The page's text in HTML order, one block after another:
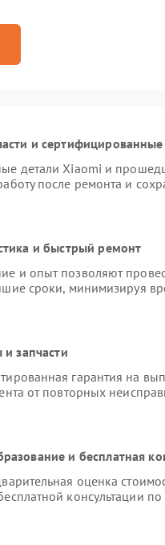
и сертифицированные
детали Xiaomi и
после ремонта и
и быстрый ремонт
и опыт позволяют
сроки, минимизируя
и запчасти
гарантия на
от повторных
и бесплатная
оценка
консультации